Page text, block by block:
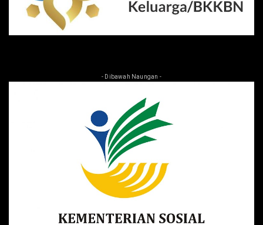
- Dibawah Naungan -